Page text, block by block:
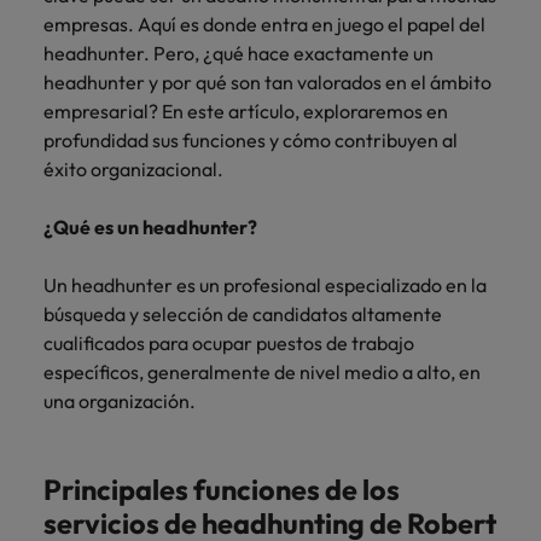
vacante
de
empleo
Marketing y
Ventas
Incorpora
talento
comercial y de
marketing para
acelerar el
fortalecer tu
desarrollar
negocio y
canales de
venta.
Recursos
Humanos
Encuentra
profesionales de
recursos
humanos para
organizacional y
liderazgo de
equipos.
Contrata
abogados y
vacantes
leyendo
expertos en
empleo para
hablar sobre el
mercado
laboral.
más
Singapur
Corea del Sur
España
Tailandia
Países Bajos
Oriente Medio
Vietnam
Seis errores que evitar en tu CV
Consejos de carrera
Aprende a desarrollar tus
habilidades de liderazgo
Laboral Contingente
Únete a nuestro equipo
Yo soy Robert Walters, ¿y tú? Serás
parte de un equipo con espíritu
emprendedor, enfocado a objetivos
donde podrás aprender y
desarrollarte.
Chile
China
Francia
Alemania
Hong Kong
India
Indonesia
Irlanda
Japón
Singapur
Corea del Sur
España
Tailandia
Países Bajos
Estados Unidos
empresas. Aquí es donde entra en juego el papel del
headhunter. Pero, ¿qué hace exactamente un
headhunter y por qué son tan valorados en el ámbito
empresarial? En este artículo, exploraremos en
profundidad sus funciones y cómo contribuyen al
éxito organizacional.
¿Qué es un headhunter?
Un headhunter es un profesional especializado en la
búsqueda y selección de candidatos altamente
cualificados para ocupar puestos de trabajo
específicos, generalmente de nivel medio a alto, en
una organización.
Principales funciones de los
servicios de headhunting de Robert